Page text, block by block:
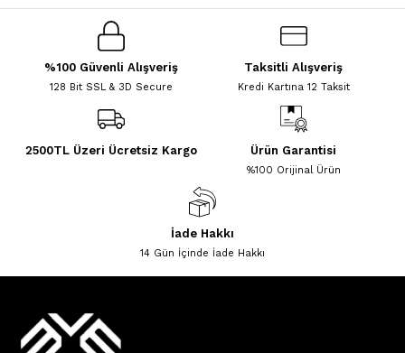
%100 Güvenli Alışveriş
128 Bit SSL & 3D Secure
Taksitli Alışveriş
Kredi Kartına 12 Taksit
2500TL Üzeri Ücretsiz Kargo Ürün Garantisi
%100 Orijinal Ürün
İade Hakkı
14 Gün İçinde İade Hakkı